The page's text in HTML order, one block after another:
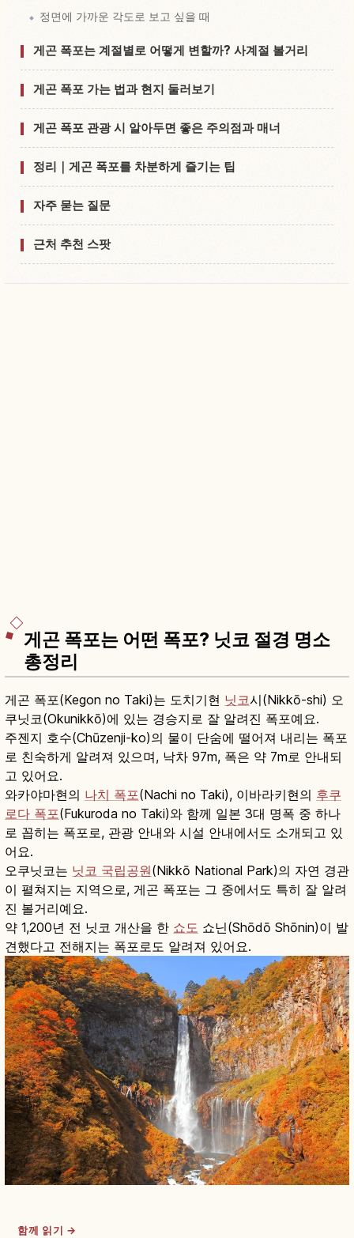
정면에 가까운 각도로 보고 싶을 때
게곤 폭포는 계절별로 어떻게 변할까? 사계절 볼거리
게곤 폭포 가는 법과 현지 둘러보기
게곤 폭포 관광 시 알아두면 좋은 주의점과 매너
정리｜게곤 폭포를 차분하게 즐기는 팁
자주 묻는 질문
근처 추천 스팟
게곤 폭포는 어떤 폭포? 닛코 절경 명소
총정리
게곤 폭포(Kegon no Taki)는 도치기현 닛코시(Nikkō-shi) 오
쿠닛코(Okunikkō)에 있는 경승지로 잘 알려진 폭포예요.
주젠지 호수(Chūzenji-ko)의 물이 단숨에 떨어져 내리는 폭포
로 친숙하게 알려져 있으며, 낙차 97m, 폭은 약 7m로 안내되
고 있어요.
와카야마현의 나치 폭포(Nachi no Taki), 이바라키현의 후쿠
로다 폭포(Fukuroda no Taki)와 함께 일본 3대 명폭 중 하나
로 꼽히는 폭포로, 관광 안내와 시설 안내에서도 소개되고 있
어요.
오쿠닛코는 닛코 국립공원(Nikkō National Park)의 자연 경관
이 펼쳐지는 지역으로, 게곤 폭포는 그 중에서도 특히 잘 알려
진 볼거리예요.
약 1,200년 전 닛코 개산을 한 쇼도 쇼닌(Shōdō Shōnin)이 발
견했다고 전해지는 폭포로도 알려져 있어요.
함께 읽기 →